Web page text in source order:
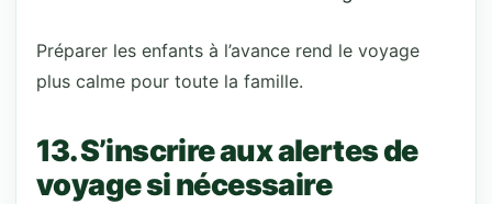
Préparer les enfants à l’avance rend le voyage
plus calme pour toute la famille.
13. S’inscrire aux alertes de
voyage si nécessaire